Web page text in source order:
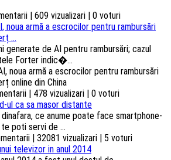
| 609 vizualizari | 0 voturi
noua armă a escrocilor pentru rambursări
...
generate de AI pentru rambursări; cazul
Forter indic�...
| 478 vizualizari | 0 voturi
ul ca sa masor distante
ce anume poate face smartphone-
poti servi de ...
| 32081 vizualizari | 5 voturi
televizor in anul 2014